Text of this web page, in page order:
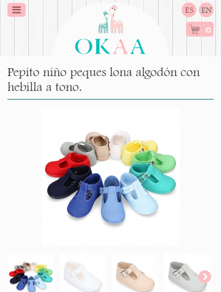
ES EN
0
Pepito niño peques lona algodón con
hebilla a tono.